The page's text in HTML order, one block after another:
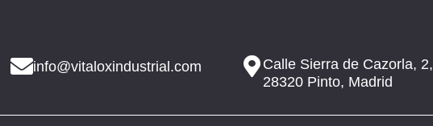
info@vitaloxindustrial.com
Calle Sierra de Cazorla, 2,
28320 Pinto, Madrid